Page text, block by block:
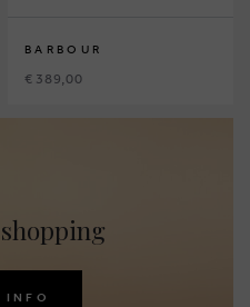
BARBOUR
€ 389,00
INFO